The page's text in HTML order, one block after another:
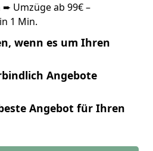
Umzüge ab 99€ –
1 Min.
wenn es um Ihren
Angebote
Angebot für Ihren